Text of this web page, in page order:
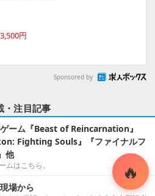
円
Sponsored by
・注目記事
ーム『Beast of Reincarnation』
Fighting Souls』『ファイナルフ
他
ムはこちら。
場から